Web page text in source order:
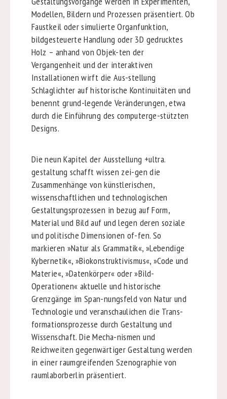
Modellen, Bildern und Prozessen präsentiert. Ob
Faustkeil oder simulierte Organfunktion,
bildgesteuerte Handlung oder 3D gedrucktes
Holz – anhand von Objek-ten der
Vergangenheit und der interaktiven
Installationen wirft die Aus-stellung
Schlaglichter auf historische Kontinuitäten und
benennt grund-legende Veränderungen, etwa
durch die Einführung des computerge-stützten
Designs.
Die neun Kapitel der Ausstellung +ultra.
gestaltung schafft wissen zei-gen die
Zusammenhänge von künstlerischen,
wissenschaftlichen und technologischen
Gestaltungsprozessen in bezug auf Form,
Material und Bild auf und legen deren soziale
und politische Dimensionen of-fen. So
markieren »Natur als Grammatik«, »Lebendige
Kybernetik«, »Biokonstruktivismus«, »Code und
Materie«, »Datenkörper« oder »Bild-
Operationen« aktuelle und historische
Grenzgänge im Span-nungsfeld von Natur und
Technologie und veranschaulichen die Trans-
formationsprozesse durch Gestaltung und
Wissenschaft. Die Mecha-nismen und
Reichweiten gegenwärtiger Gestaltung werden
in einer raumgreifenden Szenographie von
raumlaborberlin präsentiert.